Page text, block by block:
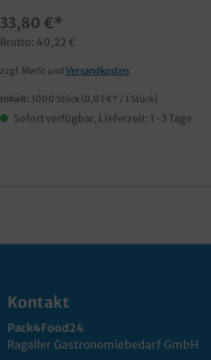
33,80 €*
Brutto: 40,22 €
zzgl. MwSt undVersandkosten
Inhalt: 1000 Stück (0,03 €* / 1 Stück)
Sofort verfügbar, Lieferzeit: 1-3 Tage
Kontakt
Pack4Food24
Ragaller Gastronomiebedarf GmbH